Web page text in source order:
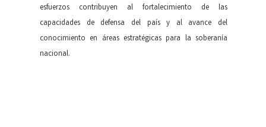
esfuerzos contribuyen al fortalecimiento de las
capacidades de defensa del país y al avance del
conocimiento en áreas estratégicas para la soberanía
nacional.